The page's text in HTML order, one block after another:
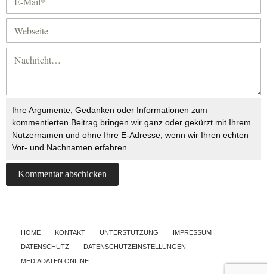
Ihre Argumente, Gedanken oder Informationen zum
kommentierten Beitrag bringen wir ganz oder gekürzt mit Ihrem
Nutzernamen und ohne Ihre E-Adresse, wenn wir Ihren echten
Vor- und Nachnamen erfahren.
Skip to content
HOME KONTAKT UNTERSTÜTZUNG
IMPRESSUM
DATENSCHUTZ
DATENSCHUTZEINSTELLUNGEN
MEDIADATEN ONLINE